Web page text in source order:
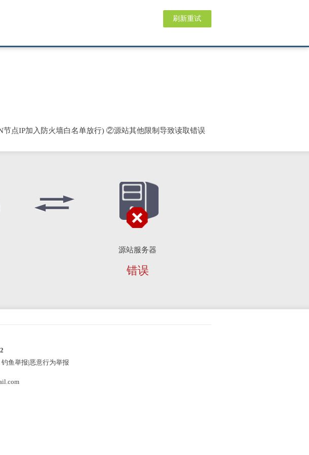
刷新重试
点IP加入防火墙白名单放行) ②源站其他限制导致读取错误
源站服务器
错误
鱼举报|恶意行为举报